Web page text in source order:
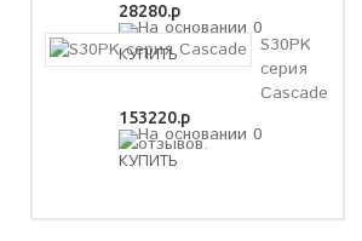
28280.р
S30PK
серия
Cascade
153220.р